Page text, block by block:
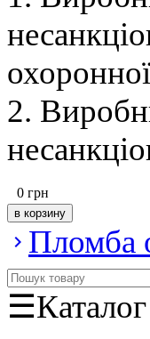
2.
0 грн
keyboard_arrow_right Пломба
☰